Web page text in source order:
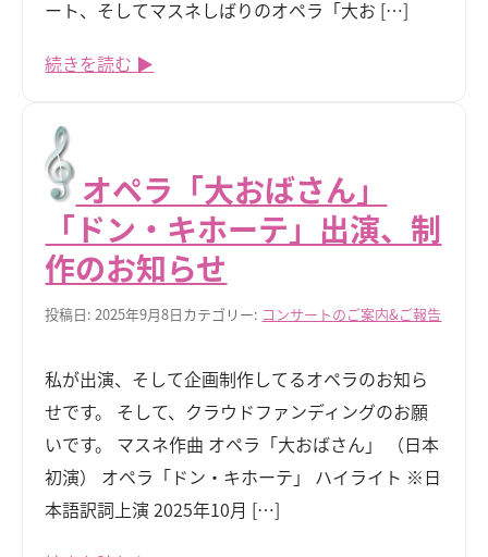
ート、そしてマスネしばりのオペラ「大お […]
続きを読む ▶
オペラ「大おばさん」
「ドン・キホーテ」出演、制
作のお知らせ
投稿日: 2025年9月8日カテゴリー: コンサートのご案内&ご報告
私が出演、そして企画制作してるオペラのお知ら
せです。 そして、クラウドファンディングのお願
いです。 マスネ作曲 オペラ「大おばさん」 （日本
初演） オペラ「ドン・キホーテ」 ハイライト ※日
本語訳詞上演 2025年10月 […]